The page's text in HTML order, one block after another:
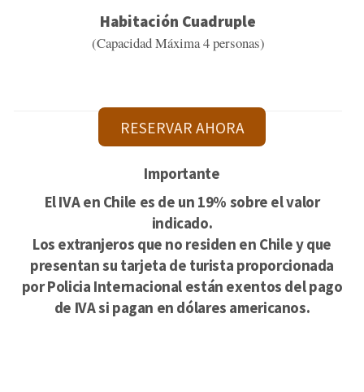
Habitación Cuadruple
(Capacidad Máxima 4 personas)
RESERVAR AHORA
Importante
El IVA en Chile es de un 19% sobre el valor
indicado.
Los extranjeros que no residen en Chile y que
presentan su tarjeta de turista proporcionada
por Policia Internacional están exentos del pago
de IVA si pagan en dólares americanos.